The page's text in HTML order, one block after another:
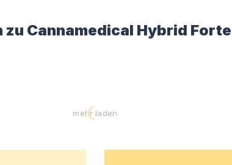
zu Cannamedical Hybrid
mehr laden